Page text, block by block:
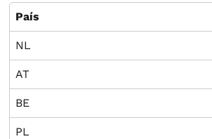
País
NL
AT
BE
PL